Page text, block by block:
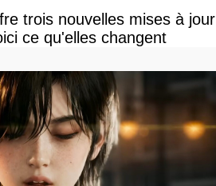
trois nouvelles mises à jour
ce qu'elles changent